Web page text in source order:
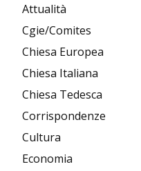
Attualità
Cgie/Comites
Chiesa Europea
Chiesa Italiana
Chiesa Tedesca
Corrispondenze
Cultura
Economia